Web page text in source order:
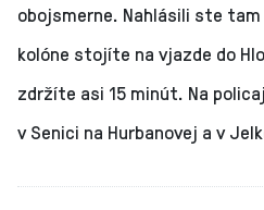
obojsmerne. Nahlásili ste
kolóne stojíte na vjazde do
zdržíte asi 15 minút. Na
v Senici na Hurbanovej a v